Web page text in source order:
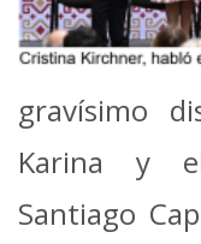
gravísimo
Karina y
Santiago